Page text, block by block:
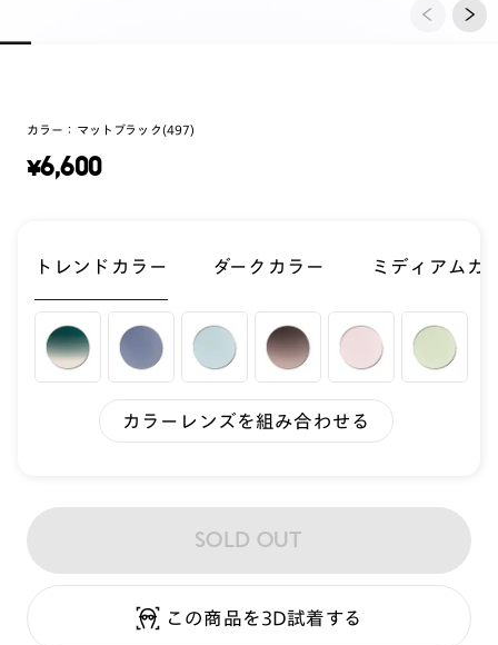
カラー： マットブラック(497)
¥6,600
トレンドカラー ダークカラー ミディアムカ
カラーレンズを組み合わせる
SOLD OUT
この商品を3D試着する